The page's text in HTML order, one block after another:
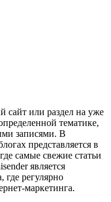
сайт или раздел на уже
тематике,
записями. В
представляется в
самые свежие статьи
является
где регулярно
маркетинга.